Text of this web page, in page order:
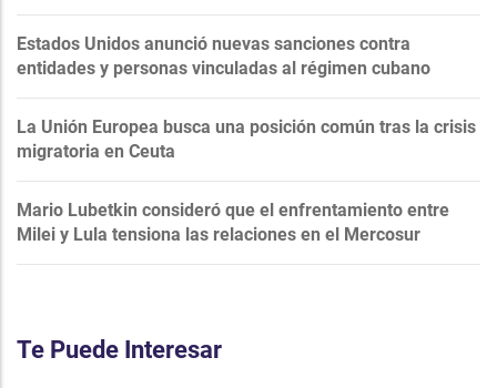
Estados Unidos anunció nuevas sanciones contra
entidades y personas vinculadas al régimen cubano
La Unión Europea busca una posición común tras la crisis
migratoria en Ceuta
Mario Lubetkin consideró que el enfrentamiento entre
Milei y Lula tensiona las relaciones en el Mercosur
Te Puede Interesar